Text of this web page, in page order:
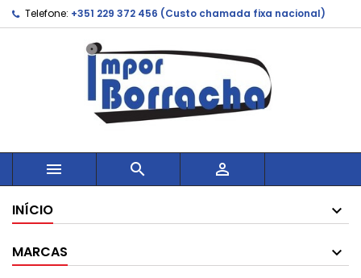
Telefone: +351 229 372 456 (Custo chamada fixa nacional)
  
INÍCIO
MARCAS